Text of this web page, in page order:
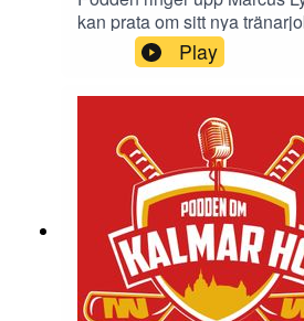
kan prata om sitt nya
i Kalmar HC.Vi lyssnar av
sitt nya jobb och vad han
nästa säsong.
Play